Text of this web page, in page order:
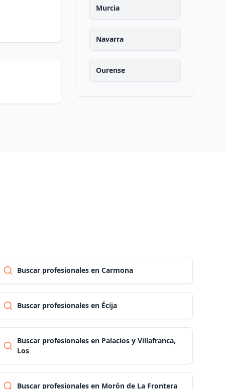
Murcia
Navarra
Ourense
Santa cruz de tenerife
Segovia
Soria
Buscar profesionales en Carmona
Buscar profesionales en Écija
Buscar profesionales en Palacios y Villafranca,
Los
Buscar profesionales en Morón de La Frontera